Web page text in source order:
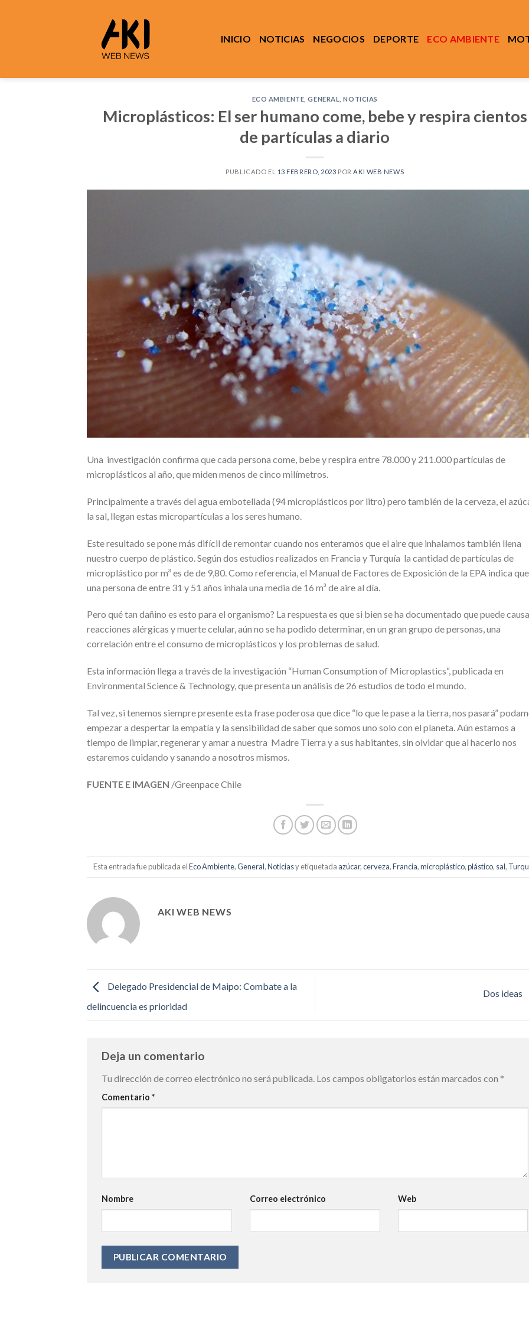
INICIO NOTICIAS NEGOCIOS DEPORTE ECO AMBIENTE
ECO AMBIENTE ,GENERAL ,NOTICIAS
Microplásticos: El ser humano come, bebe y respira cientos
de partículas a diario
PUBLICADO EL 13 FEBRERO, 2023 POR AKI WEB NEWS
Una investigación confirma que cada persona come, bebe y respira entre 78.000 y 211.000 partículas de
microplásticos al año, que miden menos de cinco milímetros.
Principalmente a través del agua embotellada (94 microplásticos por litro) pero también de la cerveza, el
la sal, llegan estas micropartículas a los seres humano.
Este resultado se pone más difícil de remontar cuando nos enteramos que el aire que inhalamos también llena
nuestro cuerpo de plástico. Según dos estudios realizados en Francia y Turquía la cantidad de partículas de
microplástico por m³ es de de 9,80. Como referencia, el Manual de Factores de Exposición de la EPA indica que
una persona de entre 31 y 51 años inhala una media de 16 m³ de aire al día.
Pero qué tan dañino es esto para el organismo? La respuesta es que si bien se ha documentado que puede
reacciones alérgicas y muerte celular, aún no se ha podido determinar, en un gran grupo de personas, una
correlación entre el consumo de microplásticos y los problemas de salud.
Esta información llega a través de la investigación “Human Consumption of Microplastics“, publicada en
Environmental Science & Technology, que presenta un análisis de 26 estudios de todo el mundo.
Tal vez, si tenemos siempre presente esta frase poderosa que dice “lo que le pase a la tierra, nos pasará”
empezar a despertar la empatía y la sensibilidad de saber quesomos uno solo con el planeta. Aún estamos a
tiempo de limpiar, regenerar y amar a nuestra Madre Tierra y a sus habitantes, sin olvidar que al hacerlo nos
estaremos cuidando y sanando a nosotros mismos.
FUENTE E IMAGEN /Greenpace Chile
Esta entrada fue publicada elEco Ambiente,General,Noticiasy etiquetada azúcar,cerveza,Francia,microplástico,plástico, sal,
AKI WEB NEWS
Delegado Presidencial de Maipo: Combate a la
delincuencia es prioridad
Dos ideas
Deja un comentario
Tu dirección de correo electrónico no será publicada. Los campos obligatorios están marcados con *
Comentario *
Nombre Correo electrónico Web